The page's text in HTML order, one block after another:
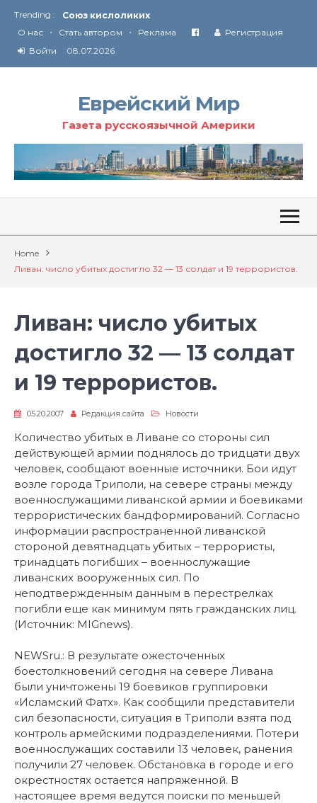
Trending :
Союз кислоликих
Соглашение США с Ираном
О нас • Стать автором • Реклама
Регистрация
Войти
08.07.2026
Еврейский Мир
Газета русскоязычной Америки
Home
Ливан: число убитых достигло 32 — 13 солдат и 19 террористов.
Ливан: число убитых
достигло 32 — 13 солдат
и 19 террористов.
05.20.2007 Редакция сайта Новости
Количество убитых в Ливане со стороны сил
действующей армии поднялось до тридцати двух
человек, сообщают военные источники. Бои идут
возле города Триполи, на севере страны между
военнослужащими ливанской армии и боевиками
террористических бандформирований. Согласно
информации распространенной ливанской
стороной девятнадцать убитых – террористы,
тринадцать погибших – военнослужащие
ливанских вооруженных сил. По
неподтвержденным данным в перестрелках
погибли еще как минимум пять гражданских лиц.
(Источник: MIGnews).
NEWSru.: В результате ожесточенных
боестолкновений сегодня на севере Ливана
были уничтожены 19 боевиков группировки
«Исламский Фатх». Как сообщили представители
сил безопасности, ситуация в Триполи взята под
контроль армейскими подразделениями. Потери
военнослужащих составили 13 человек, ранения
получили 27 человек. Обстановка в городе и его
окрестностях остается напряженной. В
настоящее время ведутся поиски по меньшей